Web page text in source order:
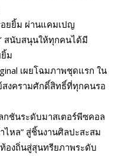
ยยิ้ม ผ่านแคมเปญ
สนับสนุนให้ทุกคนได้มี
ม
เผยโฉมภาพชุดแรก ใน
งครามศักดิ์สิทธิ์ที่ทุกคนรอ
ลกชันระดับมาสเตอร์พีซคอล
ไหล” สู่ชิ้นงานศิลปะสะสม
งถิ่นสู่สุนทรียภาพระดับ